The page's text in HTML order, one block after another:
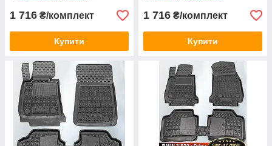
BMW i3 I01 2013-...
BMW iX i20 2021-...
BMW X1 E84 2009-2015
BMW X1 F48 2015-2022
BMW X3 E83 2004-2010
BMW X3 F25 2010-2017
BMW X3 G01 2017-...
BMW X5 E53 1999-2006
1 716 ₴/комплект
Купити
1 716 ₴/комплект
Купити